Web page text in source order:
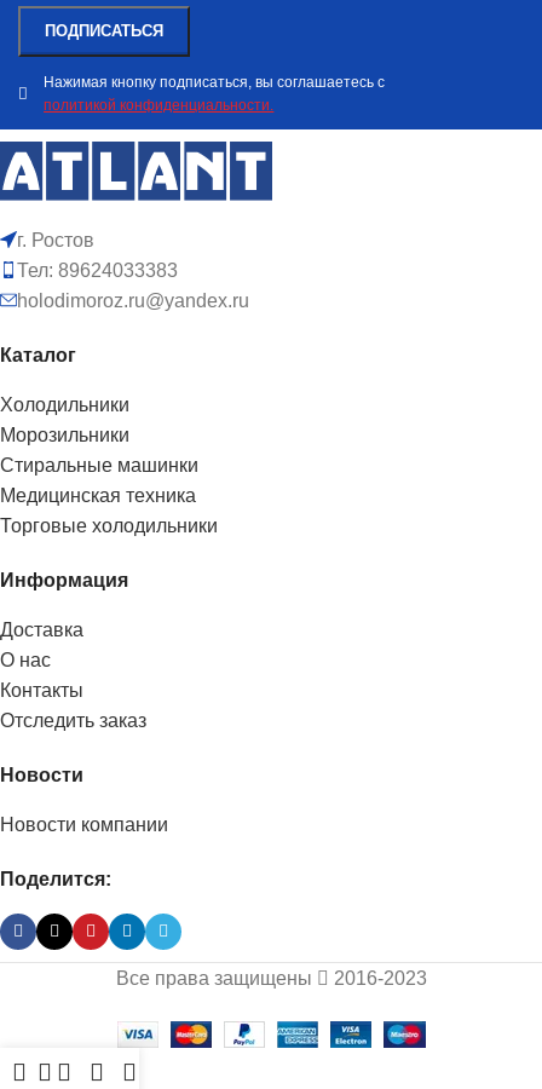
Нажимая кнопку подписаться, вы соглашаетесь с
политикой конфиденциальности.
г. Ростов
Тел: 89624033383
holodimoroz.ru@yandex.ru
Каталог
Холодильники
Морозильники
Стиральные машинки
Медицинская техника
Торговые холодильники
Информация
Доставка
О нас
Контакты
Отследить заказ
Новости
Новости компании
Поделится:
Все права защищены 2016-2023